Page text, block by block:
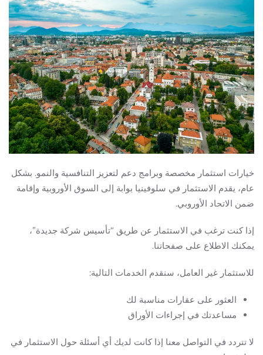
خيارات استثمار مخصصة وبرامج دعم لتعزيز التنافسية والنمو. بشكل
عام، يقدم الاستثمار في سلوفينيا بوابة إلى السوق الأوروبية وإقامة
ضمن الاتحاد الأوروبي.
إذا كنت ترغب في الاستثمار عن طريق “تأسيس شركة جديدة”،
يمكنك الاطلاع على صفحاتنا.
للاستثمار غير العامل، سنقدم الخدمات التالية:
العثور على عقارات مناسبة لك
مساعدتك في إجراءات الأوراق
لا تتردد في التواصل معنا إذا كانت لديك أي أسئلة حول الاستثمار في